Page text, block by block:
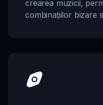
crearea muzicii,
combinațiilor bizare